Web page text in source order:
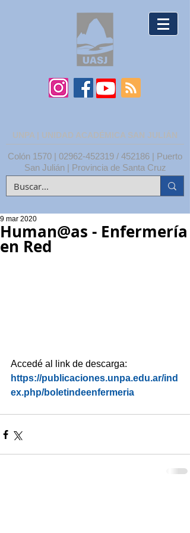
UNPA | UNIDAD ACADÉMICA SAN JULIÁN
Colón 1570 | 02962-452319 / 452186 | Puerto
San Julián | Provincia de Santa Cruz
Human@as - Enfermería
en Red
9 mar 2020
Accedé al link de descarga:
https://publicaciones.unpa.edu.ar/ind
ex.php/boletindeenfermeria